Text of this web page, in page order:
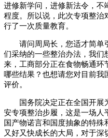
进修新学问，进修新法令，不
程度。所以说，此次专项整治
行了一次质量教育。
请问周局长，您适才简单
们采纳的一些整治办法，我们
来，工商部分正在食物畅通环
哪些结果？也想请您对目前我
评价。
国务院决定正在全国开展
安专项整治步履，这是一场人
国产物诺言和国度抽象的特
又好又快成长的大局，对于